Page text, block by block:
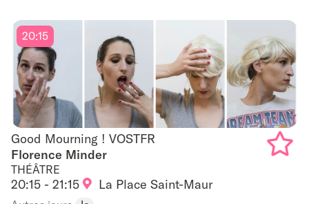
Good Mourning ! VOSTFR
Good Mourning ! VOSTFR
Florence Minder
THÉÂTRE
20:15 - 21:15 La Place Saint-Maur
20:15